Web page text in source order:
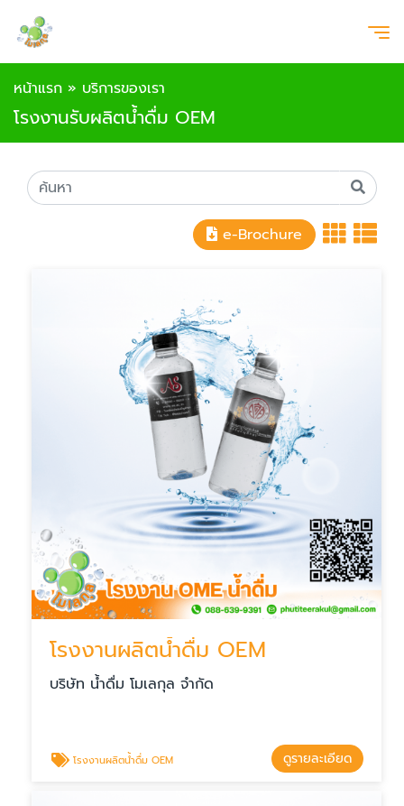
หน้าแรก » บริการของเรา
โรงงานรับผลิตน้ำดื่ม OEM
e-Brochure
โรงงานผลิตน้ำดื่ม OEM
บริษัท น้ำดื่ม โมเลกุล จำกัด
โรงงานผลิตน้ำดื่ม OEM ดูรายละเอียด